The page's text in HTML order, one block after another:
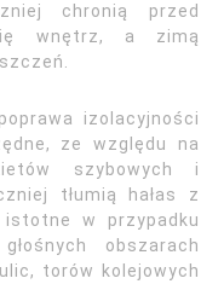
chronią przed
wnętrz, a zimą
izolacyjności
ze względu na
szybowych i
tłumią hałas z
w przypadku
obszarach
torów kolejowych